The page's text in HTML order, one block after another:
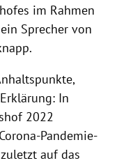
im Rahmen
Sprecher von
In
2022
Pandemie-
auf das